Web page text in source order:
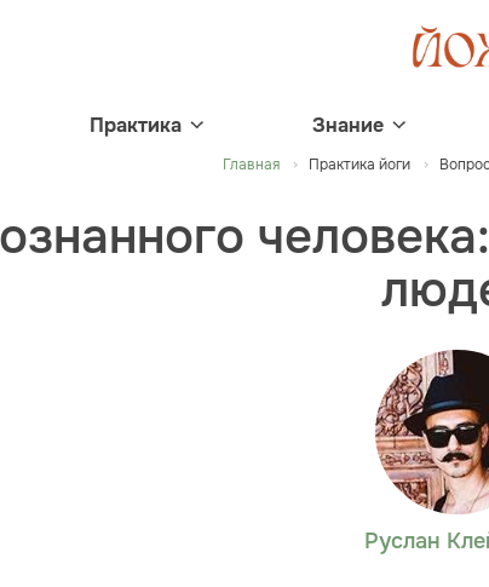
Практика Знание
Главная Практика йоги
Руслан